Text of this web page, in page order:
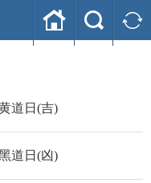
  
道日(吉)
道日(凶)